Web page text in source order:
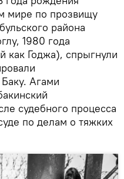
мире по прозвищу
района
1980 года
как Годжа), спрыгнули
Агами
судебного процесса
по делам о тяжких